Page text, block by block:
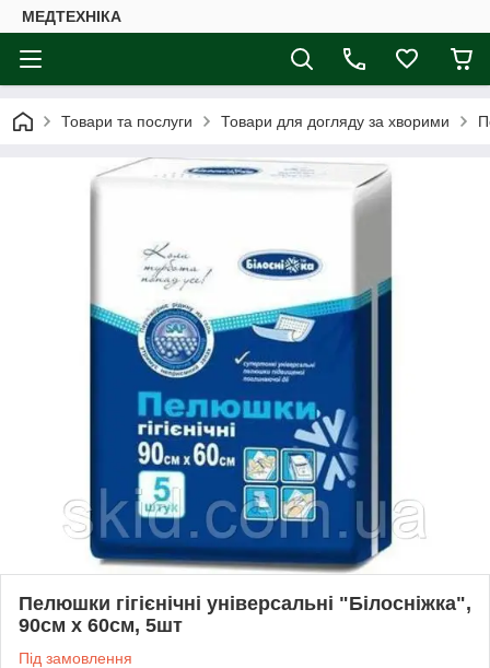
МЕДТЕХНІКА
Товари та послуги Товари для догляду за хворими
Пелюшки гігієнічні універсальні "Білосніжка",
90см х 60см, 5шт
Під замовлення